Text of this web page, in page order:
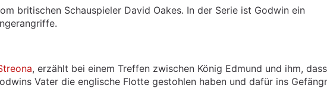
britischen Schauspieler David Oakes. In der Serie ist Godwin ein
, erzählt bei einem Treffen zwischen König Edmund und ihm, dass
Vater die englische Flotte gestohlen haben und dafür ins